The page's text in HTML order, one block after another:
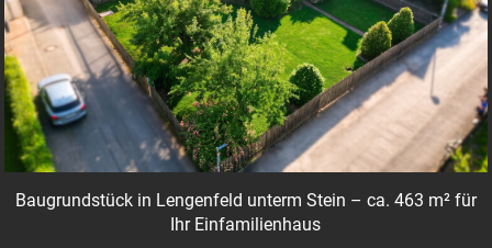
Baugrundstück in Lengenfeld unterm Stein – ca. 463 m² für
Ihr Einfamilienhaus